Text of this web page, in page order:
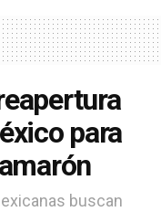
para
buscan